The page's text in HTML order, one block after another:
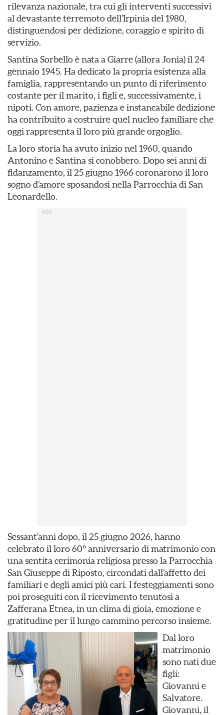
rilevanza nazionale, tra cui gli interventi successivi
al devastante terremoto dell’Irpinia del 1980,
distinguendosi per dedizione, coraggio e spirito di
servizio.
Santina Sorbello è nata a Giarre (allora Jonia) il 24
gennaio 1945. Ha dedicato la propria esistenza alla
famiglia, rappresentando un punto di riferimento
costante per il marito, i figli e, successivamente, i
nipoti. Con amore, pazienza e instancabile dedizione
ha contribuito a costruire quel nucleo familiare che
oggi rappresenta il loro più grande orgoglio.
La loro storia ha avuto inizio nel 1960, quando
Antonino e Santina si conobbero. Dopo sei anni di
fidanzamento, il 25 giugno 1966 coronarono il loro
sogno d’amore sposandosi nella Parrocchia di San
Leonardello.
Sessant’anni dopo, il 25 giugno 2026, hanno
celebrato il loro 60° anniversario di matrimonio con
una sentita cerimonia religiosa presso la Parrocchia
San Giuseppe di Riposto, circondati dall’affetto dei
familiari e degli amici più cari. I festeggiamenti sono
poi proseguiti con il ricevimento tenutosi a
Zafferana Etnea, in un clima di gioia, emozione e
gratitudine per il lungo cammino percorso insieme.
Dal loro
matrimonio
sono nati due
figli:
Giovanni e
Salvatore.
Giovanni, il